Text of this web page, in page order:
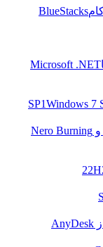
BlueStacks
Microsoft .NET
Windows 7
Nero Burning
AnyDesk